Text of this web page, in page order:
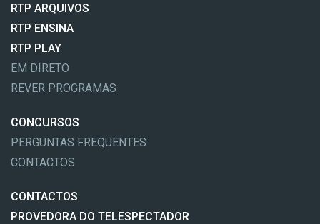
RTP ARQUIVOS
RTP ENSINA
RTP PLAY
EM DIRETO
REVER PROGRAMAS
CONCURSOS
PERGUNTAS FREQUENTES
CONTACTOS
CONTACTOS
PROVEDORA DO TELESPECTADOR